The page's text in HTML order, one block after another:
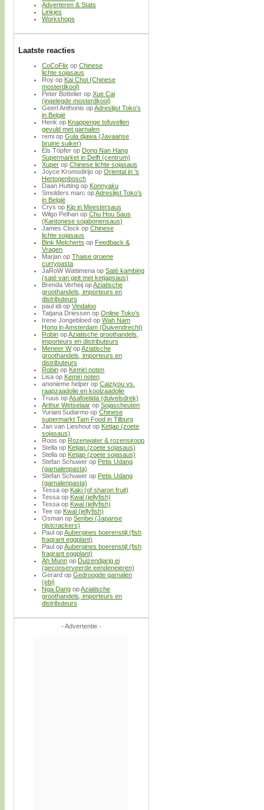
Adverteren & Stats
Linkjes
Workshops
Laatste reacties
CoCoFlix op Chinese
lichte sojasaus
Roy op Kai Choi (Chinese
mosterdkool)
Peter Bottelier op Xue Cai
(ingelegde mosterdkool)
Geert Anthonis opAdreslijst Toko’s
in België
Henk op Knapperige tofuvellen
gevuld met garnalen
remi op Gula djawa (Javaanse
bruine suiker)
Els Töpfer op Dong Nan Hang
Supermarket in Delft (centrum)
Xuper op Chinese lichte sojasaus
Joyce Kromodirijo op Oriental in ’s
Hertogenbosch
Daan Hutting op Konnyaku
Smolders marc opAdreslijst Toko’s
in België
Crys op Kip in Meestersaus
Wilgo Pelhan op Chu Hou Saus
(Kantonese sojabonensaus)
James Clock op Chinese
lichte sojasaus
Bink Melcherts op Feedback &
Vragen
Marjan op Thaise groene
currypasta
JaRoW Wattimena op Saté kambing
(saté van geit met ketjapsaus)
Brenda Verheij opAziatische
groothandels, importeurs en
distributeurs
paul idi op Vindaloo
Tatjana Driessen op Online Toko’s
Irene Jongebloed op Wah Nam
Hong in Amsterdam (Duivendrecht)
Robin opAziatische groothandels,
importeurs en distributeurs
Meneer WopAziatische
groothandels, importeurs en
distributeurs
Robin op Kemiri noten
Lisa op Kemiri noten
anonieme helper op Caiziyou vs.
raapzaadolie en koolzaadolie
Truus opAsafoetida (duivelsdrek)
Arthur Wetselaar op Sojascheuten
Yuriani Sudarmo op Chinese
supermarkt Tam Food in Tilburg
Jan van Lieshout op Ketjap (zoete
sojasaus)
Roos op Rozenwater & rozensiroop
Stella op Ketjap (zoete sojasaus)
Stella op Ketjap (zoete sojasaus)
Stefan Schuwer op Petis Udang
(garnalenpasta)
Stefan Schuwer op Petis Udang
(garnalenpasta)
Tessa op Kaki (of sharon fruit)
Tessa op Kwal (jellyfish)
Tessa op Kwal (jellyfish)
Tee op Kwal (jellyfish)
Osman op Senbei (Japanse
rijstcrackers)
Paul opAubergines boerenstijl (fish
fragrant eggplant)
Paul opAubergines boerenstijl (fish
fragrant eggplant)
Ah Munn op Duizendjarig ei
(geconserveerde eendeneieren)
Gerard op Gedroogde garnalen
(ebi)
Nga Dang opAziatische
groothandels, importeurs en
distributeurs
- Advertentie -